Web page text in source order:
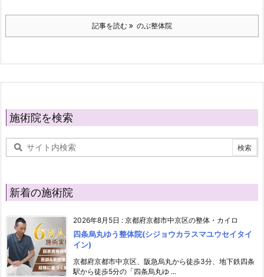
記事を読む のぶ整体院
施術院を検索
新着の施術院
2026年8月5日 : 京都府京都市中京区の整体・カイロ
四条烏丸ゆう整体院(シジョウカラスマユウセイタイ
イン)
京都府京都市中京区、阪急烏丸から徒歩3分、地下鉄四条
駅から徒歩5分の「四条烏丸ゆ ...